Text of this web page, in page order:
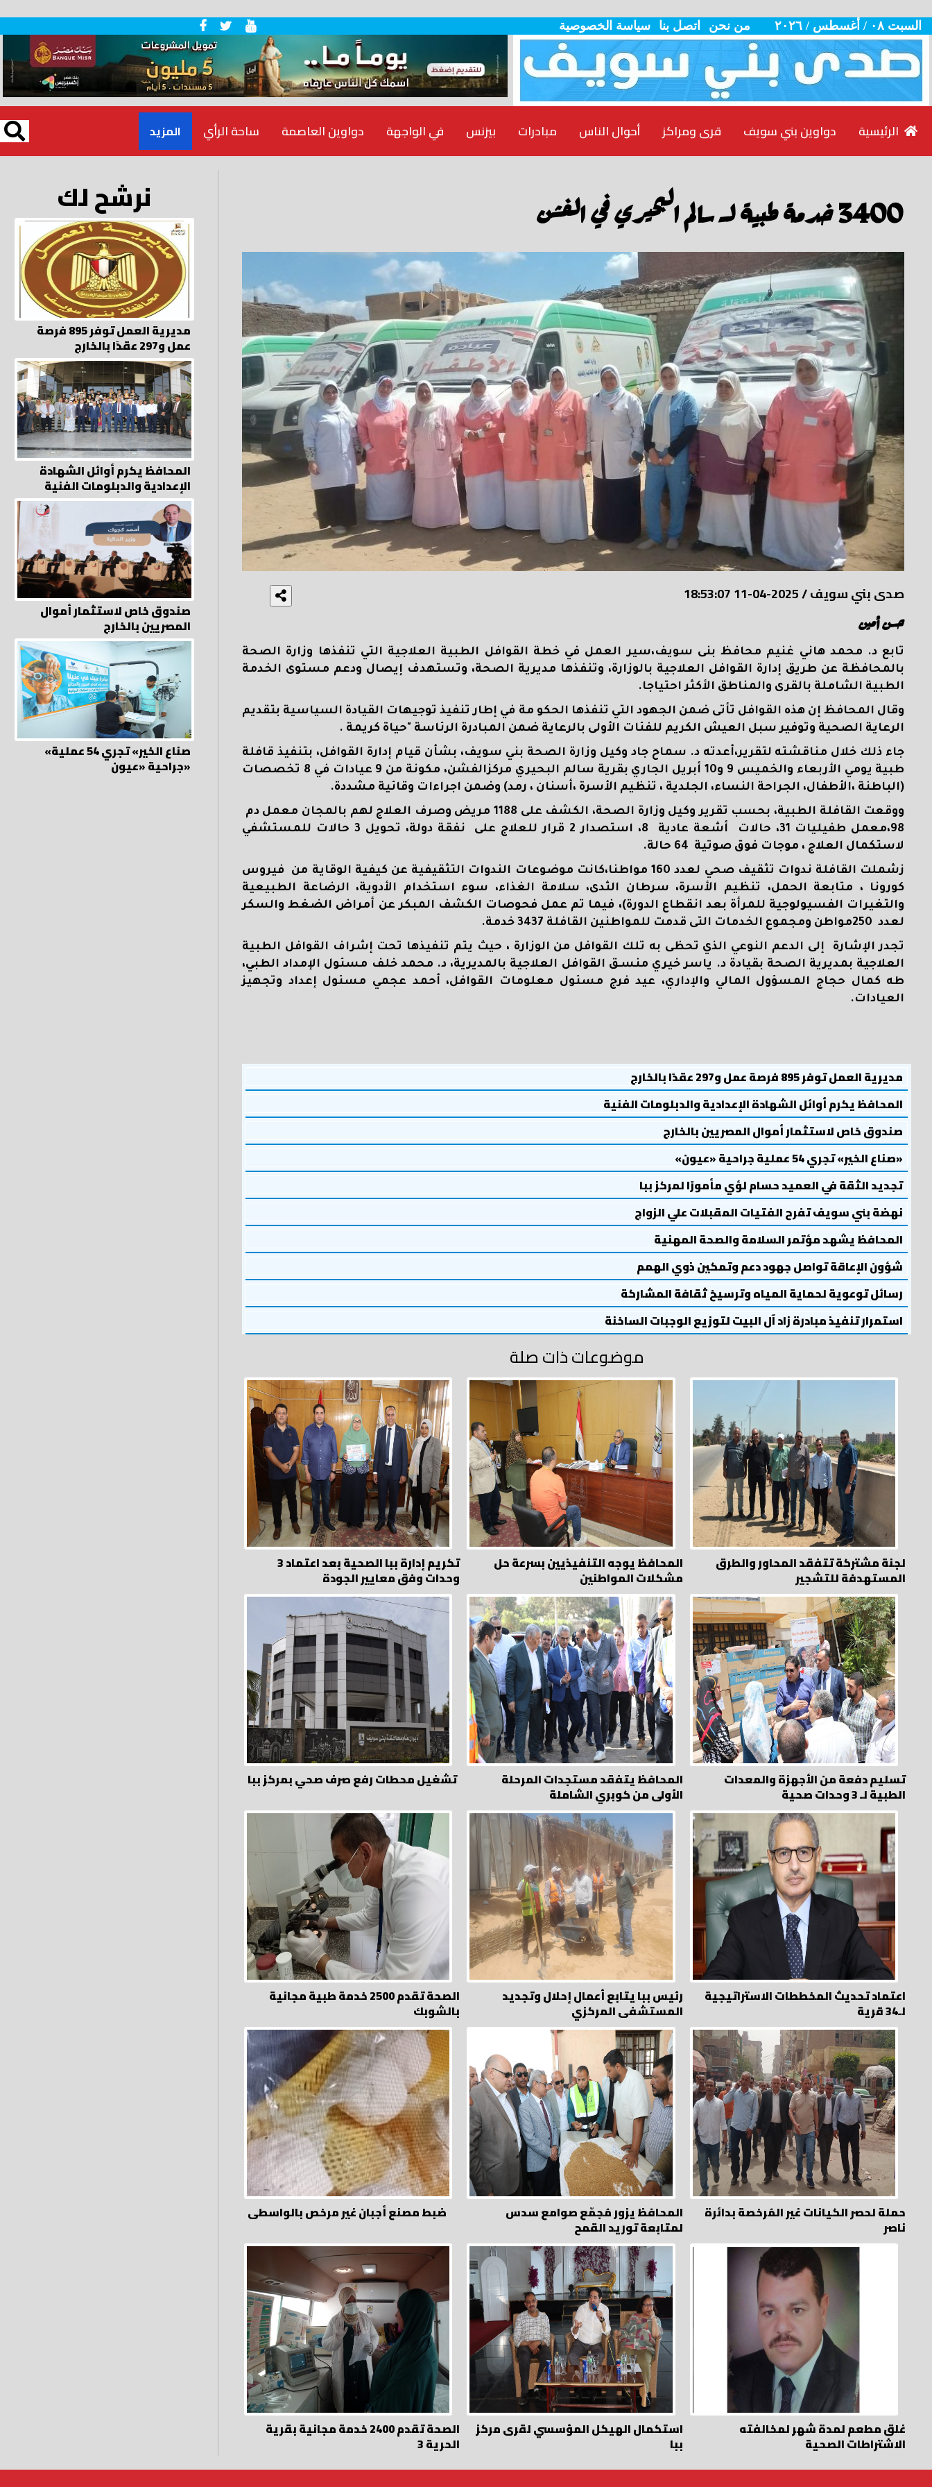
السبت ٠٨ / أغسطس / ٢٠٢٦ من نحن اتصل بنا سياسة الخصوصية
المزيد ساحة الرأي دواوين العاصمة في الواجهة بيزنس مبادرات أحوال الناس قرى ومراكز دواوين بني سويف
3400 خدمة طبية لـ سالم البحيري في الفشن
صدى بني سويف/
2025-04-11 18:53:07
حسن أمين
تابع د. محمد هاني غنيم محافظ بنى سويف،سير العمل في خطة القوافل الطبية العلاجية التي تنفذها وزارة الصحة
بالمحافظة عن طريق إدارة القوافل العلاجية بالوزارة، وتنفذها مديرية الصحة، وتستهدف إيصال ودعم مستوى الخدمة
الطبية الشاملة بالقرى والمناطق الأكثر احتياجا.
وقال المحافظ إن هذه القوافل تأتى ضمن الجهود التي تنفذها الحكو مة في إطار تنفيذ توجيهات القيادة السياسية بتقديم
الرعاية الصحية وتوفير سبل العيش الكريم للفئات الأولى بالرعاية ضمن المبادرة الرئاسة "حياة كريمة .
جاء ذلك خلال مناقشته لتقرير،أعدته د. سماح جاد وكيل وزارة الصحة بني سويف، بشأن قيام إدارة القوافل، بتنفيذ قافلة
طبية يومي الأربعاء والخميس 9 و10 أبريل الجاري بقرية سالم البحيري مركزالفشن، مكونة من 9 عيادات في 8 تخصصات
(الباطنة ،الأطفال، الجراحة النساء، الجلدية ، تنظيم الأسرة ،أسنان ، رمد) وضمن اجراءات وقائية مشددة.
ووقعت القافلة الطبية، بحسب تقرير وكيل وزارة الصحة، الكشف على 1188 مريض وصرف العلاج لهم بالمجان معمل دم
98،معمل طفيليات 31، حالات أشعة عادية 8، استصدار 2 قرار للعلاج على نفقة دولة، تحويل 3 حالات للمستشفي
لاستكمال العلاج ، موجات فوق صوتية 64 حالة.
زشملت القافلة ندوات تثقيف صحي لعدد 160 مواطنا،كانت موضوعات الندوات التثقيفية عن كيفية الوقاية من فيروس
كورونا ، متابعة الحمل، تنظيم الأسرة، سرطان الثدى، سلامة الغذاء، سوء استخدام الأدوية، الرضاعة الطبيعية
والتغيرات الفسيولوجية للمرأة بعد انقطاع الدورة)، فيما تم عمل فحوصات الكشف المبكر عن أمراض الضغط والسكر
لعدد 250مواطن ومجموع الخدمات التى قدمت للمواطنين القافلة 3437 خدمة.
تجدر الإشارة إلى الدعم النوعي الذي تحظى به تلك القوافل من الوزارة ، حيث يتم تنفيذها تحت إشراف القوافل الطبية
العلاجية بمديرية الصحة بقيادة د. ياسر خيري منسـق القوافل العلاجية بالمديرية، د. محمد خلف مسئول الإمداد الطبي،
طه كمال حجاج المسؤول المالي والإداري، عيد فرج مسئول معلومات القوافل، أحمد عجمي مسئول إعداد وتجهيز
العيادات.
مديرية العمل توفر 895 فرصة عمل و297 عقدًا بالخارج
المحافظ يكرم أوائل الشهادة الإعدادية والدبلومات الفنية
صندوق خاص لاستثمار أموال المصريين بالخارج
«صناع الخير» تجري 54 عملية جراحية «عيون»
تجديد الثقة في العميد حسام لؤي مأمورًا لمركز ببا
نهضة بني سويف تفرح الفتيات المقبلات علي الزواج
المحافظ يشهد مؤتمر السلامة والصحة المهنية
شؤون الإعاقة تواصل جهود دعم وتمكين ذوي الهمم
رسائل توعوية لحماية المياه وترسيخ ثقافة المشاركة
استمرار تنفيذ مبادرة زاد آل البيت لتوزيع الوجبات الساخنة
موضوعات ذات صلة
لجنة مشتركة تتفقد المحاور والطرق
المستهدفة للتشجير
المحافظ يوجه التنفيذيين بسرعة حل
مشكلات المواطنين
تكريم إدارة ببا الصحية بعد اعتماد 3
وحدات وفق معايير الجودة
تسليم دفعة من الأجهزة والمعدات
الطبية لـ 3 وحدات صحية
المحافظ يتفقد مستجدات المرحلة
الأولى من كوبري الشاملة
تشغيل محطات رفع صرف صحي بمركز ببا
اعتماد تحديث المخططات الاستراتيجية
لـ34 قرية
رئيس ببا يتابع أعمال إحلال وتجديد
المستشفى المركزي
الصحة تقدم 2500 خدمة طبية مجانية
بالشوبك
حملة لحصر الكيانات غير المُرخصة بدائرة
ناصر
المحافظ يزور مُجمّع صوامع سدس
لمتابعة توريد القمح
ضبط مصنع أجبان غير مرخص بالواسطى
غلق مطعم لمدة شهر لمخالفته
الاشتراطات الصحية
استكمال الهيكل المؤسسي لقرى مركز
ببا
الصحة تقدم 2400 خدمة مجانية بقرية
الحرية 3
نرشح لك
مديرية العمل توفر 895 فرصة
عمل و297 عقدًا بالخارج
المحافظ يكرم أوائل الشهادة
الإعدادية والدبلومات الفنية
صندوق خاص لاستثمار أموال
المصريين بالخارج
«صناع الخير» تجري 54 عملية
جراحية «عيون»